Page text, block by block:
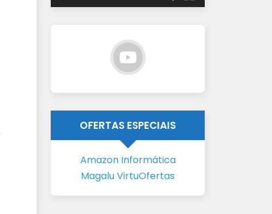
OFERTAS ESPECIAIS
Amazon Informática
Magalu VirtuOfertas